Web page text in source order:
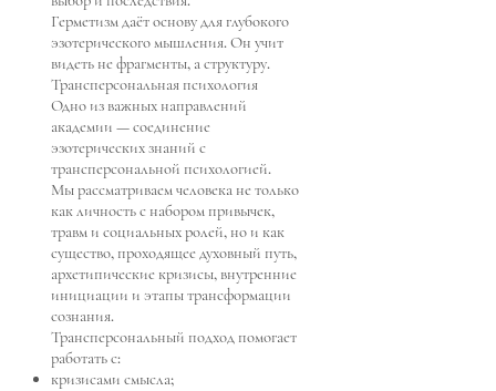
Герметизм даёт основу для глубокого
эзотерического мышления. Он учит
видеть не фрагменты, а структуру.
Трансперсональная психология
Одно из важных направлений
академии — соединение
эзотерических знаний с
трансперсональной психологией.
Мы рассматриваем человека не только
как личность с набором привычек,
травм и социальных ролей, но и как
существо, проходящее духовный путь,
архетипические кризисы, внутренние
инициации и этапы трансформации
сознания.
Трансперсональный подход помогает
работать с:
кризисами смысла;